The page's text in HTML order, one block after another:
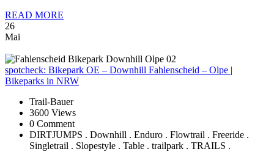
READ MORE
26
Mai
spotcheck: Bikepark OE – Downhill Fahlenscheid – Olpe |
Bikeparks in NRW
Trail-Bauer
3600 Views
0 Comment
DIRTJUMPS . Downhill . Enduro . Flowtrail . Freeride .
Singletrail . Slopestyle . Table . trailpark . TRAILS .